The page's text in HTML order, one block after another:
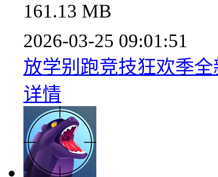
161.13 MB
2026-03-25 09:01:51
放学别跑竞技狂欢季
详情